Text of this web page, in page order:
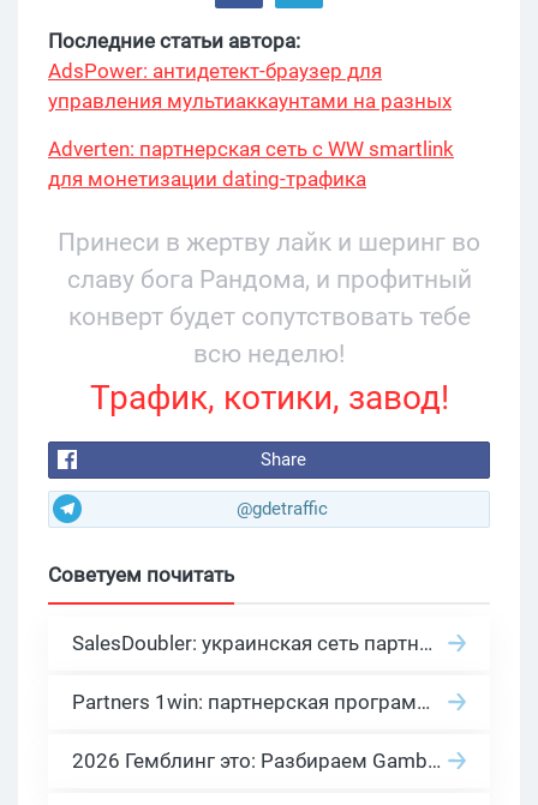
Последние статьи автора:
AdsPower: антидетект-браузер для
управления мультиаккаунтами на разных
Adverten: партнерская сеть с WW smartlink
для монетизации dating-трафика
Принеси в жертву лайк и шеринг во
славу бога Рандома, и профитный
конверт будет сопутствовать тебе
всю неделю!
Трафик, котики, завод!
Share
@gdetraffic
Советуем почитать
SalesDoubler: украинская сеть партнерских программ с оплатой за действие
Partners 1win: партнерская программа казино в нише гемблинг арбитраж
2026 Гемблинг это: Разбираем Gambling вертикаль, и все что связано с гемблинг и беттинг офферами